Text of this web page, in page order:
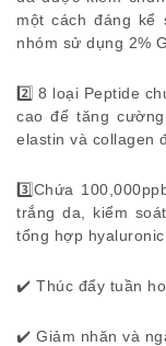
một cách đáng kể
nhóm sử dụng 2%
2️⃣ 8 loại Peptide
cao để tăng
elastin và collagen
3️⃣Chứa
trắng da, kiểm
tổng hợp hyaluronic
✔️ Thúc đẩy tuần
✔️ Giảm nhăn và